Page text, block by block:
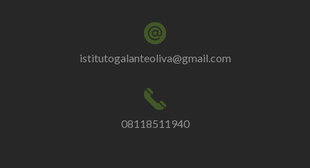
istitutogalanteoliva@gmail.com
08118511940